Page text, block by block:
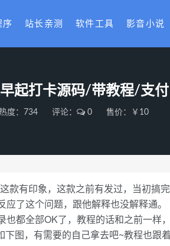
序 站长亲测 软件工具 影音小说
起打卡源码/带教程/支
度：734 评论： 0 售价：￥10
款有印象，这款之前有发过，当初搞完
了这个问题，跟他解释也没解释通。
都全部OK了，教程的话和之前一样，
图，有需要的自己拿去吧~教程也跟着